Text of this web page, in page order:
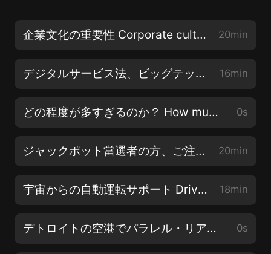
企業文化の重要性 Corporate culture matters 20min
デジタルサービス法、ビッグテックに圧勝 Digital Services Act bears down on Big Tech 16min
どの程度が多すぎるのか？ How much is too much? 0s
ジャックポット當選者の方、ご注意ください Jackpot winners, beware! 20min
宇宙からの自動運転サポート Driverless navigation from space 18min
デトロイトの空港でパラレル・リアリティが「離陸」 Parallel Reality “takes off” at US airport 0s